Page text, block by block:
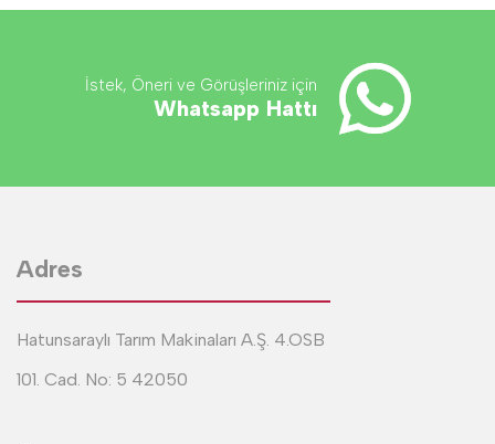
İstek, Öneri ve Görüşleriniz için
Whatsapp Hattı
Adres
Hatunsaraylı Tarım Makinaları A.Ş. 4.OSB
101. Cad. No: 5 42050